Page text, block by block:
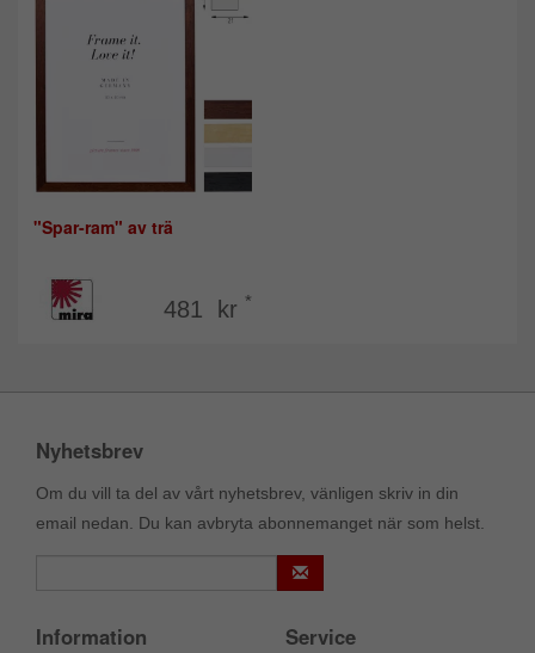
"Spar-ram" av trä
481 kr *
Nyhetsbrev
Om du vill ta del av vårt nyhetsbrev, vänligen skriv in din
email nedan. Du kan avbryta abonnemanget när som helst.
Information Service